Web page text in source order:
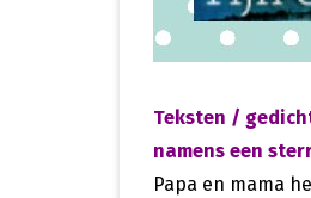
Teksten /
namens een
Papa en mama